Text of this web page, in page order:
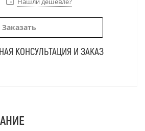
Заказать
КОНСУЛЬТАЦИЯ И ЗАКАЗ